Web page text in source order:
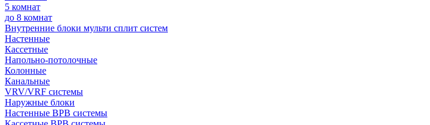
5 комнат
до 8 комнат
Внутренние блоки мульти сплит систем
Настенные
Кассетные
Напольно-потолочные
Колонные
Канальные
VRV/VRF системы
Наружные блоки
Настенные ВРВ системы